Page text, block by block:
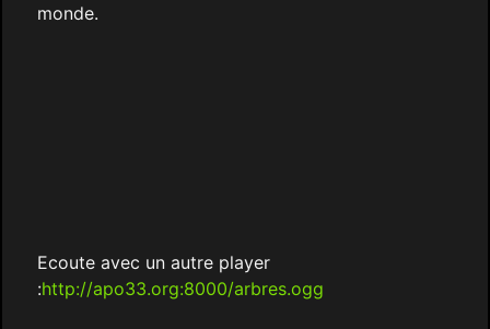
monde.
Ecoute avec un autre player
:http://apo33.org:8000/arbres.ogg